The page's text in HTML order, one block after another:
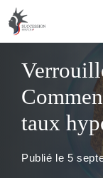
Aller
au
contenu
taux
Publié le 5